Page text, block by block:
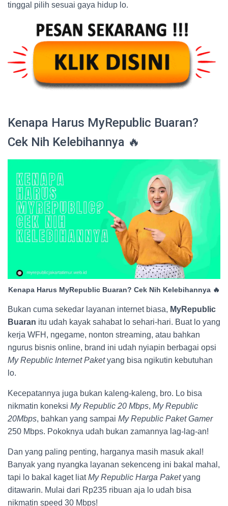
tinggal pilih sesuai gaya hidup lo.
Kenapa Harus MyRepublic Buaran?
Cek Nih Kelebihannya 🔥
Kenapa Harus MyRepublic Buaran? Cek Nih Kelebihannya 🔥
Bukan cuma sekedar layanan internet biasa, MyRepublic
Buaran itu udah kayak sahabat lo sehari-hari. Buat lo yang
kerja WFH, ngegame, nonton streaming, atau bahkan
ngurus bisnis online, brand ini udah nyiapin berbagai opsi
My Republic Internet Paketyang bisa ngikutin kebutuhan
lo.
Kecepatannya juga bukan kaleng-kaleng, bro. Lo bisa
nikmatin koneksi My Republic 20 Mbps, My Republic
20Mbps, bahkan yang sampai My Republic Paket Gamer
250 Mbps. Pokoknya udah bukan zamannya lag-lag-an!
Dan yang paling penting, harganya masih masuk akal!
Banyak yang nyangka layanan sekenceng ini bakal mahal,
tapi lo bakal kaget liatMy Republic Harga Paketyang
ditawarin. Mulai dari Rp235 ribuan aja lo udah bisa
nikmatin speed 30 Mbps!